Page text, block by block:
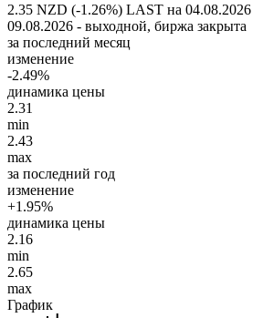
2.35 NZD (-1.26%) LAST на 04.08.2026
09.08.2026 - выходной, биржа закрыта
за последний месяц
изменение
-2.49%
динамика цены
2.31
min
2.43
max
за последний год
изменение
+1.95%
динамика цены
2.16
min
2.65
max
График